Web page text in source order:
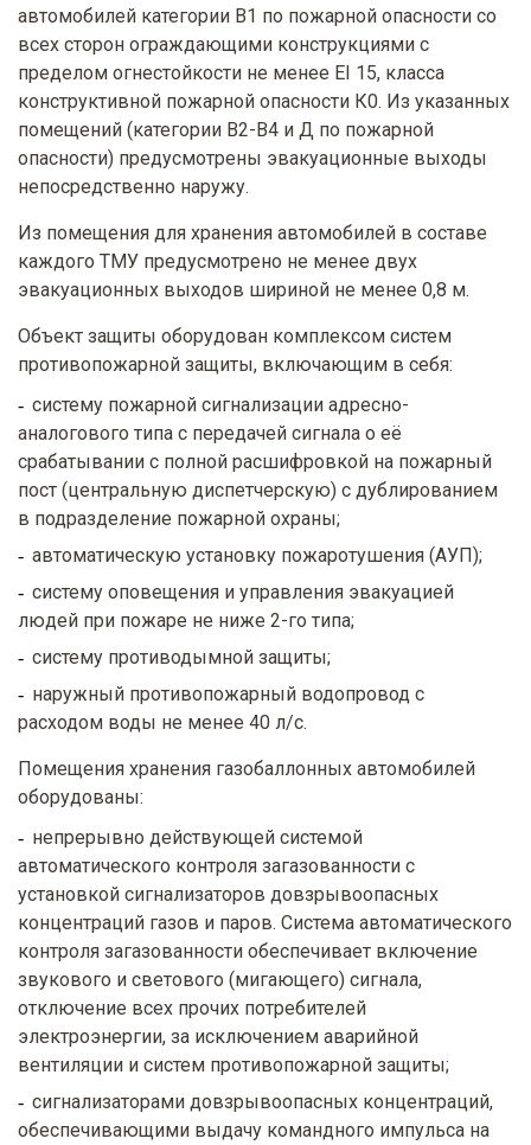
автомобилей категории В1 по пожарной опасности со
всех сторон ограждающими конструкциями с
пределом огнестойкости не менее EI 15, класса
конструктивной пожарной опасности К0. Из указанных
помещений (категории В2-В4 и Д по пожарной
опасности) предусмотрены эвакуационные выходы
непосредственно наружу.
Из помещения для хранения автомобилей в составе
каждого ТМУ предусмотрено не менее двух
эвакуационных выходов шириной не менее 0,8 м.
Объект защиты оборудован комплексом систем
противопожарной защиты, включающим в себя:
систему пожарной сигнализации адресно-
аналогового типа с передачей сигнала о её
срабатывании с полной расшифровкой на пожарный
пост (центральную диспетчерскую) с дублированием
в подразделение пожарной охраны;
автоматическую установку пожаротушения (АУП);
систему оповещения и управления эвакуацией
людей при пожаре не ниже 2-го типа;
систему противодымной защиты;
наружный противопожарный водопровод с
расходом воды не менее 40 л/с.
Помещения хранения газобаллонных автомобилей
оборудованы:
непрерывно действующей системой
автоматического контроля загазованности с
установкой сигнализаторов довзрывоопасных
концентраций газов и паров. Система автоматического
контроля загазованности обеспечивает включение
звукового и светового (мигающего) сигнала,
отключение всех прочих потребителей
электроэнергии, за исключением аварийной
вентиляции и систем противопожарной защиты;
сигнализаторами довзрывоопасных концентраций,
обеспечивающими выдачу командного импульса на